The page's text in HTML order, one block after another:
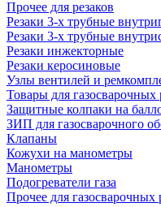
Прочее для резаков
Резаки 3-х трубные
Резаки 3-х трубные
Резаки инжекторные
Резаки керосиновые
Узлы вентилей и
Товары для газосварочных
Защитные колпаки на
ЗИП для газосварочного
Клапаны
Кожухи на манометры
Манометры
Подогреватели газа
Прочее для газосварочных